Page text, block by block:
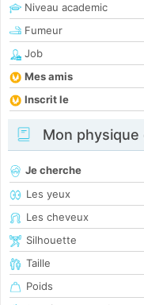
Niveau academic
Fumeur
Job
Mes amis
Inscrit le
Mon physique
Je cherche
Les yeux
Les cheveux
Silhouette
Taille
Poids